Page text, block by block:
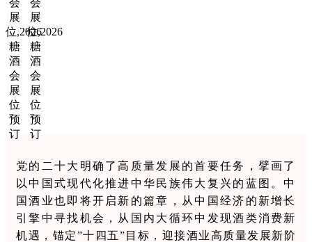
党的二十大明确了高质量发展的首要任务，擘画了
以中国式现代化推进中华民族伟大复兴的蓝图。中
国酒业也即将开启新的篇章，从中国经济的新增长
引擎中寻找机会，从国内大循环中发现酒类消费新
机遇，锚定”十四五”目标，迎接酒业高质量发展新阶